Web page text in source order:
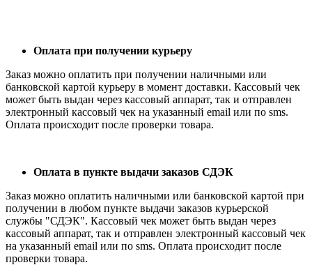
Оплата при получении курьеру
Заказ можно оплатить при получении наличными или
банковской картой курьеру в момент доставки. Кассовый чек
может быть выдан через кассовый аппарат, так и отправлен
электронный кассовый чек на указанный email или по sms.
Оплата происходит после проверки товара.
Оплата в пункте выдачи заказов СДЭК
Заказ можно оплатить наличными или банковской картой при
получении в любом пункте выдачи заказов курьерской
службы "СДЭК". Кассовый чек может быть выдан через
кассовый аппарат, так и отправлен электронный кассовый чек
на указанный email или по sms. Оплата происходит после
проверки товара.